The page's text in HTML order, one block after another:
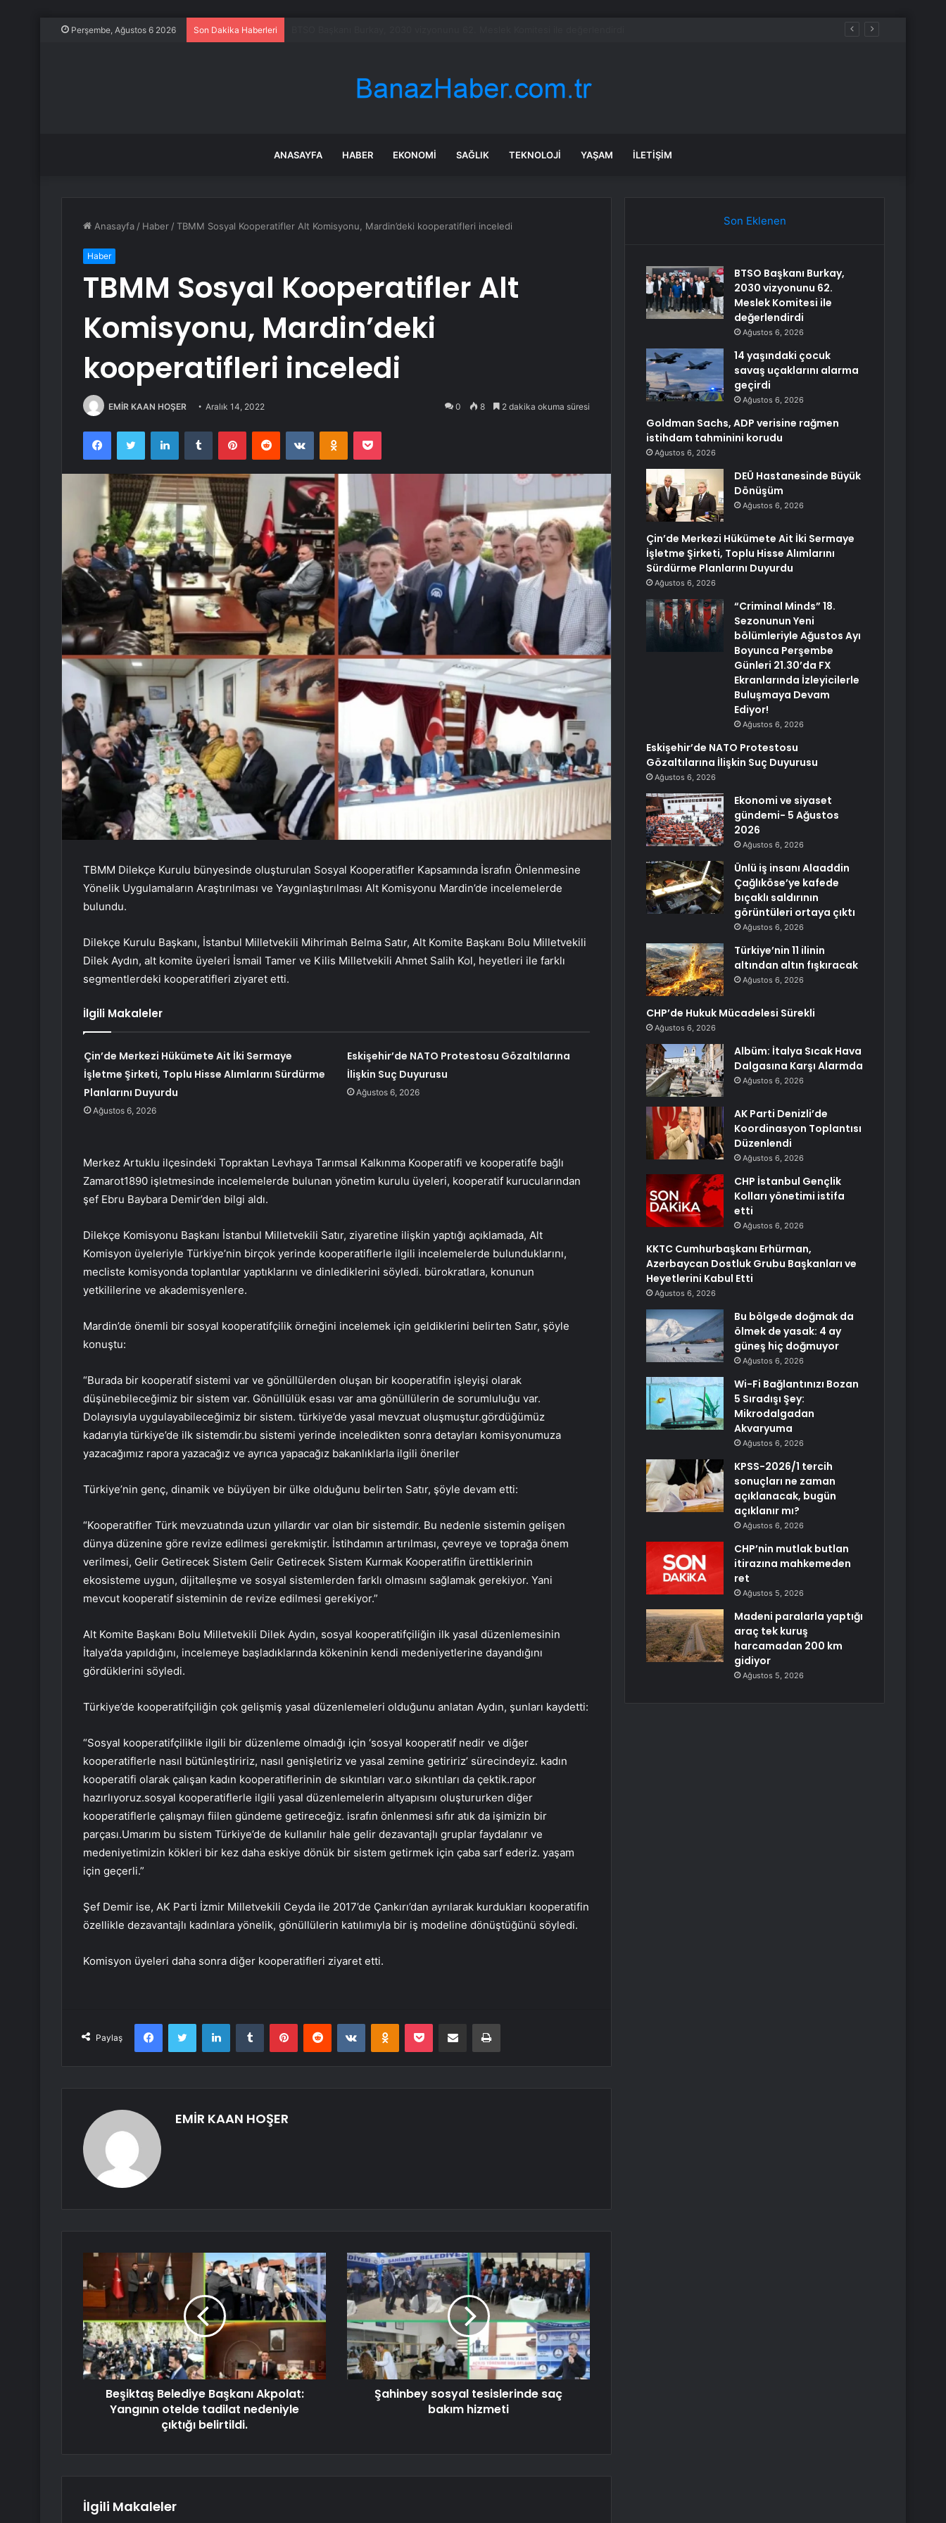
Perşembe, Ağustos 6 2026 Son Dakika Haberleri
ANASAYFA HABER EKONOMI SAĞLIK TEKNOLOJI YAŞAM İLETIŞIM
Anasayfa / Haber /TBMM Sosyal Kooperatifler Alt Komisyonu, Mardin’deki kooperatifleri inceledi
Haber
TBMM Sosyal Kooperatifler Alt
Komisyonu, Mardin’deki
kooperatifleri inceledi
EMİR KAAN HOŞER Aralık 14, 2022 0 8 2 dakika okuma süresi
FacebookTwitter LinkedInTumblr PinterestReddit VKontakteOdnoklassniki
Pocket
TBMM Dilekçe Kurulu bünyesinde oluşturulan Sosyal Kooperatifler Kapsamında İsrafın Önlenmesine
Yönelik Uygulamaların Araştırılması ve Yaygınlaştırılması Alt Komisyonu Mardin’de incelemelerde
bulundu.
Dilekçe Kurulu Başkanı, İstanbul Milletvekili Mihrimah Belma Satır, Alt Komite Başkanı Bolu Milletvekili
Dilek Aydın, alt komite üyeleri İsmail Tamer ve Kilis Milletvekili Ahmet Salih Kol, heyetleri ile farklı
segmentlerdeki kooperatifleri ziyaret etti.
İlgili Makaleler
Çin’de Merkezi Hükümete Ait İki Sermaye
İşletme Şirketi, Toplu Hisse Alımlarını Sürdürme
Planlarını Duyurdu
Ağustos 6, 2026
Eskişehir’de NATO Protestosu Gözaltılarına
İlişkin Suç Duyurusu
Ağustos 6, 2026
Merkez Artuklu ilçesindeki Topraktan Levhaya Tarımsal Kalkınma Kooperatifi ve kooperatife bağlı
Zamarot1890 işletmesinde incelemelerde bulunan yönetim kurulu üyeleri, kooperatif kurucularından
şef Ebru Baybara Demir’den bilgi aldı.
Dilekçe Komisyonu Başkanı İstanbul Milletvekili Satır, ziyaretine ilişkin yaptığı açıklamada, Alt
Komisyon üyeleriyle Türkiye’nin birçok yerinde kooperatiflerle ilgili incelemelerde bulunduklarını,
mecliste komisyonda toplantılar yaptıklarını ve dinlediklerini söyledi. bürokratlara, konunun
yetkililerine ve akademisyenlere.
Mardin’de önemli bir sosyal kooperatifçilik örneğini incelemek için geldiklerini belirten Satır, şöyle
konuştu:
“Burada bir kooperatif sistemi var ve gönüllülerden oluşan bir kooperatifin işleyişi olarak
düşünebileceğimiz bir sistem var. Gönüllülük esası var ama gönüllülerin de sorumluluğu var.
Dolayısıyla uygulayabileceğimiz bir sistem. türkiye’de yasal mevzuat oluşmuştur.gördüğümüz
kadarıyla türkiye’de ilk sistemdir.bu sistemi yerinde inceledikten sonra detayları komisyonumuza
yazacağımız rapora yazacağız ve ayrıca yapacağız bakanlıklarla ilgili öneriler
Türkiye’nin genç, dinamik ve büyüyen bir ülke olduğunu belirten Satır, şöyle devam etti:
“Kooperatifler Türk mevzuatında uzun yıllardır var olan bir sistemdir. Bu nedenle sistemin gelişen
dünya düzenine göre revize edilmesi gerekmiştir. İstihdamın artırılması, çevreye ve toprağa önem
verilmesi, Gelir Getirecek Sistem Gelir Getirecek Sistem Kurmak Kooperatifin ürettiklerinin
ekosisteme uygun, dijitalleşme ve sosyal sistemlerden farklı olmasını sağlamak gerekiyor. Yani
mevcut kooperatif sisteminin de revize edilmesi gerekiyor.”
Alt Komite Başkanı Bolu Milletvekili Dilek Aydın, sosyal kooperatifçiliğin ilk yasal düzenlemesinin
İtalya’da yapıldığını, incelemeye başladıklarında kökeninin kendi medeniyetlerine dayandığını
gördüklerini söyledi.
Türkiye’de kooperatifçiliğin çok gelişmiş yasal düzenlemeleri olduğunu anlatan Aydın, şunları kaydetti:
“Sosyal kooperatifçilikle ilgili bir düzenleme olmadığı için ‘sosyal kooperatif nedir ve diğer
kooperatiflerle nasıl bütünleştiririz, nasıl genişletiriz ve yasal zemine getiririz’ sürecindeyiz. kadın
kooperatifi olarak çalışan kadın kooperatiflerinin de sıkıntıları var.o sıkıntıları da çektik.rapor
hazırlıyoruz.sosyal kooperatiflerle ilgili yasal düzenlemelerin altyapısını oluştururken diğer
kooperatiflerle çalışmayı fiilen gündeme getireceğiz. israfın önlenmesi sıfır atık da işimizin bir
parçası.Umarım bu sistem Türkiye’de de kullanılır hale gelir dezavantajlı gruplar faydalanır ve
medeniyetimizin kökleri bir kez daha eskiye dönük bir sistem getirmek için çaba sarf ederiz. yaşam
için geçerli.”
Şef Demir ise, AK Parti İzmir Milletvekili Ceyda ile 2017’de Çankırı’dan ayrılarak kurdukları kooperatifin
özellikle dezavantajlı kadınlara yönelik, gönüllülerin katılımıyla bir iş modeline dönüştüğünü söyledi.
Komisyon üyeleri daha sonra diğer kooperatifleri ziyaret etti.
Paylaş
FacebookTwitter LinkedInTumblr PinterestReddit VKontakteOdnoklassniki
Pocket E-Posta ile paylaş Yazdır
EMİR KAAN HOŞER
Beşiktaş Belediye Başkanı Akpolat:
Yangının otelde tadilat nedeniyle
çıktığı belirtildi.
Şahinbey sosyal tesislerinde saç
bakım hizmeti
İlgili Makaleler
Son Eklenen
BTSO Başkanı Burkay,
2030 vizyonunu 62.
Meslek Komitesi ile
değerlendirdi
Ağustos 6, 2026
14 yaşındaki çocuk
savaş uçaklarını alarma
geçirdi
Ağustos 6, 2026
Goldman Sachs, ADP verisine rağmen
istihdam tahminini korudu
Ağustos 6, 2026
DEÜ Hastanesinde Büyük
Dönüşüm
Ağustos 6, 2026
Çin’de Merkezi Hükümete Ait İki Sermaye
İşletme Şirketi, Toplu Hisse Alımlarını
Sürdürme Planlarını Duyurdu
Ağustos 6, 2026
“Criminal Minds” 18.
Sezonunun Yeni
bölümleriyle Ağustos Ayı
Boyunca Perşembe
Günleri 21.30’da FX
Ekranlarında İzleyicilerle
Buluşmaya Devam
Ediyor!
Ağustos 6, 2026
Eskişehir’de NATO Protestosu
Gözaltılarına İlişkin Suç Duyurusu
Ağustos 6, 2026
Ekonomi ve siyaset
gündemi- 5 Ağustos
2026
Ağustos 6, 2026
Ünlü iş insanı Alaaddin
Çağlıköse’ye kafede
bıçaklı saldırının
görüntüleri ortaya çıktı
Ağustos 6, 2026
Türkiye’nin 11 ilinin
altından altın fışkıracak
Ağustos 6, 2026
CHP’de Hukuk Mücadelesi Sürekli
Ağustos 6, 2026
Albüm: İtalya Sıcak Hava
Dalgasına Karşı Alarmda
Ağustos 6, 2026
AK Parti Denizli’de
Koordinasyon Toplantısı
Düzenlendi
Ağustos 6, 2026
CHP İstanbul Gençlik
Kolları yönetimi istifa
etti
Ağustos 6, 2026
KKTC Cumhurbaşkanı Erhürman,
Azerbaycan Dostluk Grubu Başkanları ve
Heyetlerini Kabul Etti
Ağustos 6, 2026
Bu bölgede doğmak da
ölmek de yasak: 4 ay
güneş hiç doğmuyor
Ağustos 6, 2026
Wi-Fi Bağlantınızı Bozan
5 Sıradışı Şey:
Mikrodalgadan
Akvaryuma
Ağustos 6, 2026
KPSS-2026/1 tercih
sonuçları ne zaman
açıklanacak, bugün
açıklanır mı?
Ağustos 6, 2026
CHP’nin mutlak butlan
itirazına mahkemeden
ret
Ağustos 5, 2026
Madeni paralarla yaptığı
araç tek kuruş
harcamadan 200 km
gidiyor
Ağustos 5, 2026